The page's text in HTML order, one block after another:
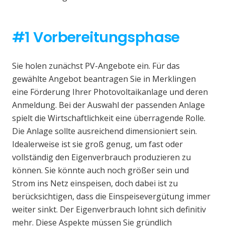
#1 Vorbereitungsphase
Sie holen zunächst PV-Angebote ein. Für das
gewählte Angebot beantragen Sie in Merklingen
eine Förderung Ihrer Photovoltaikanlage und deren
Anmeldung. Bei der Auswahl der passenden Anlage
spielt die Wirtschaftlichkeit eine überragende Rolle.
Die Anlage sollte ausreichend dimensioniert sein.
Idealerweise ist sie groß genug, um fast oder
vollständig den Eigenverbrauch produzieren zu
können. Sie könnte auch noch größer sein und
Strom ins Netz einspeisen, doch dabei ist zu
berücksichtigen, dass die Einspeisevergütung immer
weiter sinkt. Der Eigenverbrauch lohnt sich definitiv
mehr. Diese Aspekte müssen Sie gründlich